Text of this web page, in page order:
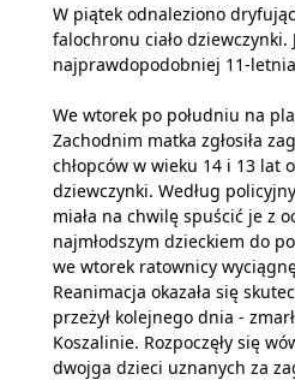
W piątek odnaleziono
falochronu ciało dziewczynki.
najprawdopodobniej 11-
We wtorek po południu na
Zachodnim matka zgłosiła
chłopców w wieku 14 i 13 lat
dziewczynki. Według
miała na chwilę spuścić je z
najmłodszym dzieckiem do
we wtorek ratownicy
Reanimacja okazała się
przeżył kolejnego dnia -
Koszalinie. Rozpoczęły się
dwojga dzieci uznanych za